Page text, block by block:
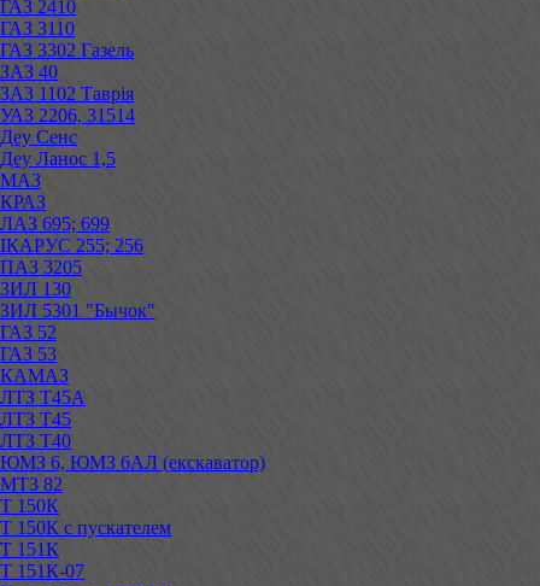
ГАЗ 2410
ГАЗ 3110
ГАЗ 3302 Газель
ЗАЗ 40
ЗАЗ 1102 Таврія
УАЗ 2206, 31514
Деу Сенс
Деу Ланос 1,5
МАЗ
КРАЗ
ЛАЗ 695; 699
ІКАРУС 255; 256
ПАЗ 3205
ЗИЛ 130
ЗИЛ 5301 "Бычок"
ГАЗ 52
ГАЗ 53
КАМАЗ
ЛТЗ Т45А
ЛТЗ Т45
ЛТЗ Т40
ЮМЗ 6, ЮМЗ 6АЛ (екскаватор)
МТЗ 82
Т 150К
Т 150К с пускателем
Т 151К
Т 151К-07